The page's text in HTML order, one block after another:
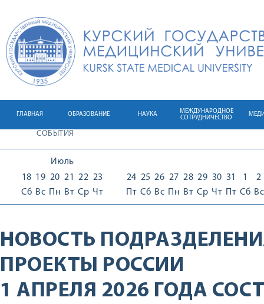
ГЛАВНАЯ ОБРАЗОВАНИЕ НАУКА
МЕЖДУНАРОДНОЕ
СОТРУДНИЧЕСТВО
СОБЫТИЯ
Июль
18
Сб
19
Вс
20
Пн
21
Вт
22
Ср
23
Чт
24
Пт
25
Сб
26
Вс
27
Пн
28
Вт
29
Ср
30
Чт
31
Пт
1
Сб
2
Вс
НОВОСТЬ
ПРОЕКТЫ РОССИИ
1 АПРЕЛЯ 2026 ГОДА